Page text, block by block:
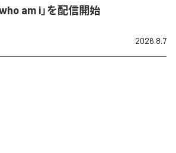
am i」を配信開始
2026.8.7